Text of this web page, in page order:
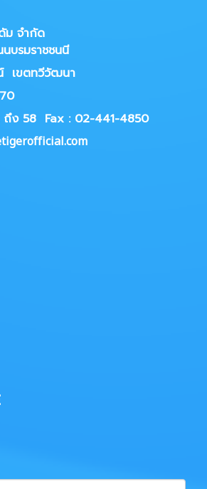
ม จำกัด
บรมราชชนนี
เขตทวีวัฒนา
ถึง 58 Fax : 02-441-4850